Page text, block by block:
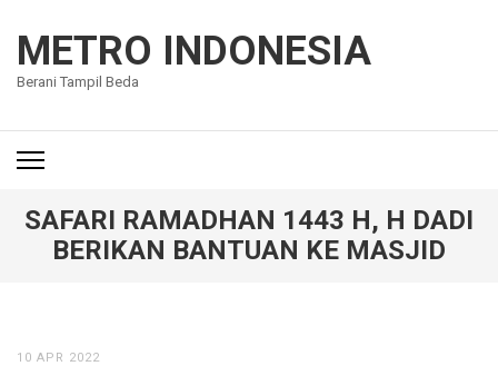
konten
(Tekan
METRO INDONESIA
Berani Tampil Beda
SAFARI RAMADHAN 1443 H, H DADI
BERIKAN BANTUAN KE MASJID
10 APR 2022